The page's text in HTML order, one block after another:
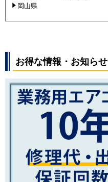
岡山県
お得な情報・お知らせ